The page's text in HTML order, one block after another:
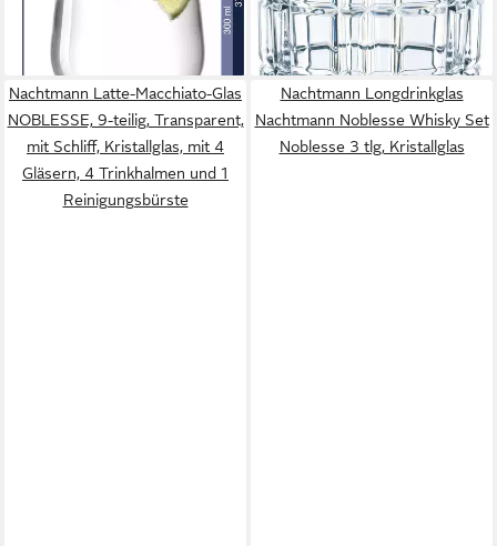
lieferbar - in 4-5 Werktagen bei dir
Nachtmann Latte-Macchiato-Glas
NOBLESSE, 9-teilig, Transparent,
mit Schliff, Kristallglas, mit 4
Gläsern, 4 Trinkhalmen und 1
Reinigungsbürste
Nachtmann Longdrinkglas
Nachtmann Noblesse Whisky Set
Noblesse 3 tlg, Kristallglas